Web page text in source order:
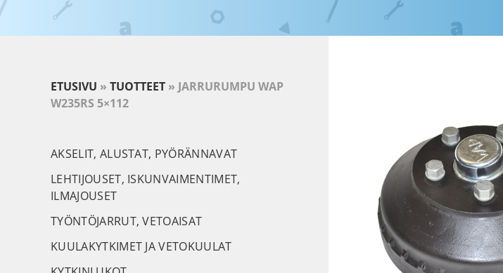
ETUSIVU » TUOTTEET » JARRURUMPU WAP
W235RS 5×112
AKSELIT, ALUSTAT, PYÖRÄNNAVAT
LEHTIJOUSET, ISKUNVAIMENTIMET,
ILMAJOUSET
TYÖNTÖJARRUT, VETOAISAT
KUULAKYTKIMET JA VETOKUULAT